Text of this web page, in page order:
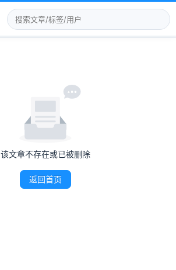
该文章不存在或已被删除
返回首页